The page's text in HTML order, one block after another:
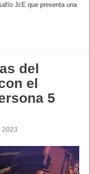
JcE que presenta una
del
el
5
2023